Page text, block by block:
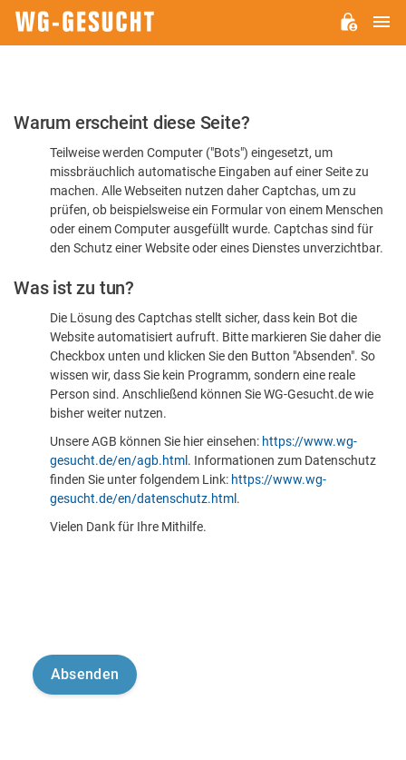
Bitte
dass
sind
Warum erscheint diese Seite?
Teilweise werden Computer ("Bots") eingesetzt, um
missbräuchlich automatische Eingaben auf einer Seite zu
machen. Alle Webseiten nutzen daher Captchas, um zu
prüfen, ob beispielsweise ein Formular von einem Menschen
oder einem Computer ausgefüllt wurde. Captchas sind für
den Schutz einer Website oder eines Dienstes unverzichtbar.
Was ist zu tun?
Die Lösung des Captchas stellt sicher, dass kein Bot die
Website automatisiert aufruft. Bitte markieren Sie daher die
Checkbox unten und klicken Sie den Button "Absenden". So
wissen wir, dass Sie kein Programm, sondern eine reale
Person sind. Anschließend können Sie WG-Gesucht.de wie
bisher weiter nutzen.
Unsere AGB können Sie hier einsehen: https://www.wg-
gesucht.de/en/agb.html . Informationen zum Datenschutz
finden Sie unter folgendem Link: https://www.wg-
gesucht.de/en/datenschutz.html .
Vielen Dank für Ihre Mithilfe.